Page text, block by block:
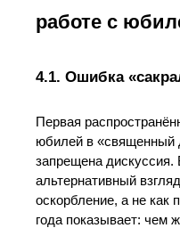
работе с
4.1. Ошибка
Первая
юбилей в «священный
запрещена дискуссия.
альтернативный
оскорбление, а не как
года показывает: чем